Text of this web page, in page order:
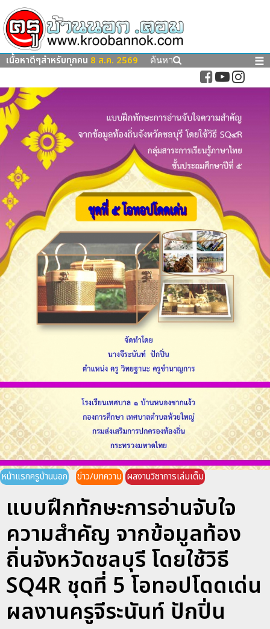
เนื้อหาดีๆสำหรับทุกคน 8 ส.ค. 2569 ค้นหา ☰
หน้าแรกครูบ้านนอก ข่าว/บทความ ผลงานวิชาการเล่มเต็ม
แบบฝึกทักษะการอ่านจับใจ
ความสำคัญ จากข้อมูลท้อง
ถิ่นจังหวัดชลบุรี โดยใช้วิธี
SQ4R ชุดที่ 5 โอทอปโดดเด่น
ผลงานครูจีระนันท์ ปักปิ่น